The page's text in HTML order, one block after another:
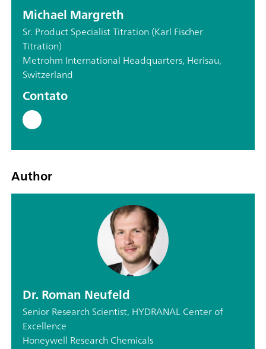
Michael Margreth
Sr. Product Specialist Titration (Karl Fischer
Titration)
Metrohm International Headquarters, Herisau,
Switzerland
Contato
Author
Dr. Roman Neufeld
Senior Research Scientist, HYDRANAL Center of
Excellence
Honeywell Research Chemicals